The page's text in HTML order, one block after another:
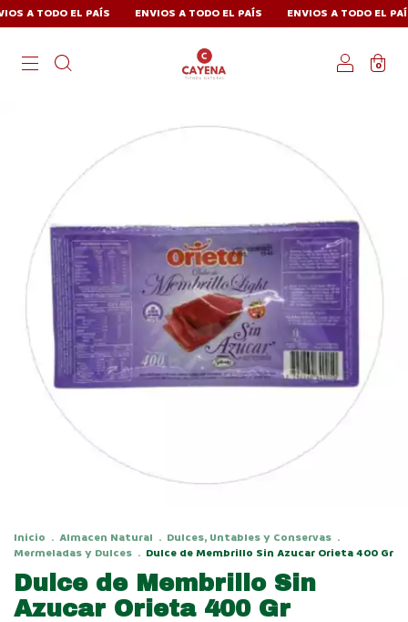
A TODO EL PAÍS ENVIOS A TODO EL PAÍS ENVIOS A TODO EL PAÍS
0
Inicio . Almacen Natural . Dulces, Untables y Conservas .
Mermeladas y Dulces . Dulce de Membrillo Sin Azucar Orieta 400 Gr
Dulce de Membrillo Sin
Azucar Orieta 400 Gr